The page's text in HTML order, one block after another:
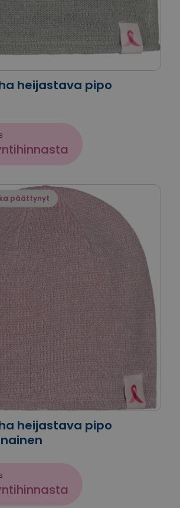
heijastava pipo
päättynyt
heijastava pipo